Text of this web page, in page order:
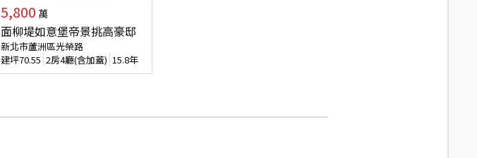
5,800 萬
面柳堤如意堡帝景挑高豪邸
新北市蘆洲區光榮路
建坪70.55 2房4廳(含加蓋) 15.8年